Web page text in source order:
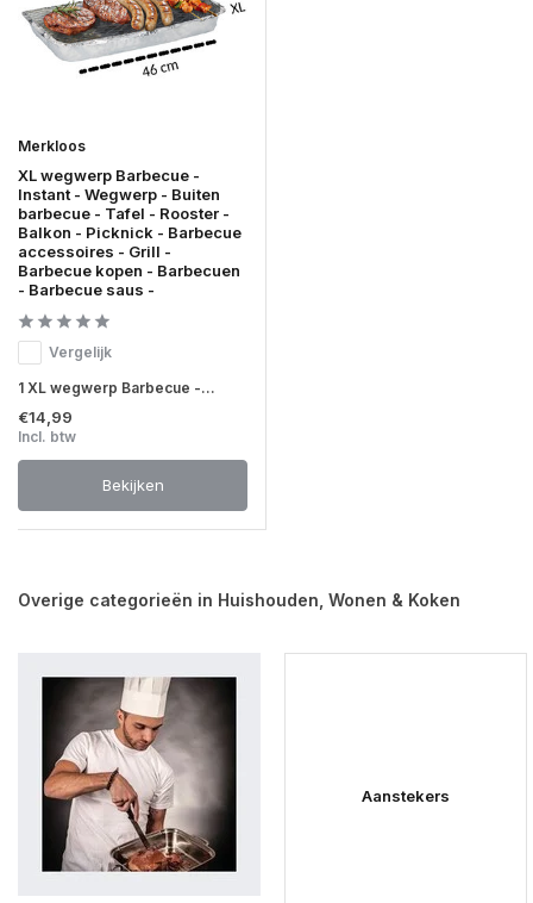
Merkloos
XL wegwerp Barbecue -
Instant - Wegwerp - Buiten
barbecue - Tafel - Rooster -
Balkon - Picknick - Barbecue
accessoires - Grill -
Barbecue kopen - Barbecuen
- Barbecue saus -
Vergelijk
1 XL wegwerp Barbecue -...
€14,99
Incl. btw
Bekijken
Overige categorieën in Huishouden, Wonen & Koken
Aanstekers